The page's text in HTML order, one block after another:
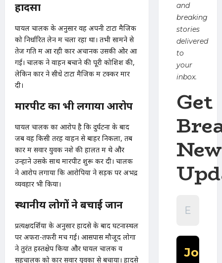
हादसा
घायल चालक के अनुसार वह अपनी टाटा मैजिक
को निर्धारित लेन में चला रहा था। तभी सामने से
तेज गति में आ रही कार अचानक उसकी ओर आ
गई। चालक ने वाहन बचाने की पूरी कोशिश की,
लेकिन कार ने सीधे टाटा मैजिक में टक्कर मार
दी।
मारपीट का भी लगाया आरोप
घायल चालक का आरोप है कि दुर्घटना के बाद
जब वह किसी तरह वाहन से बाहर निकला, तब
कार में सवार युवक नशे की हालत में थे और
उन्होंने उसके साथ मारपीट शुरू कर दी। चालक
ने आरोप लगाया कि आरोपियों ने सड़क पर अभद्र
व्यवहार भी किया।
स्थानीय लोगों ने बचाई जान
प्रत्यक्षदर्शियों के अनुसार हादसे के बाद घटनास्थल
पर अफरा-तफरी मच गई। आसपास मौजूद लोगों
ने तुरंत हस्तक्षेप किया और घायल चालक व
सहचालक को कार सवार युवकों से बचाया। हादसे
and
breaking
stories
delivered
to
your
inbox.
Get